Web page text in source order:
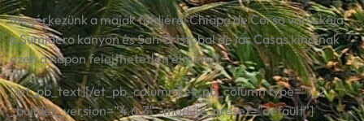
Megérkezünk a maják földjére! Chiapa de Corso városkája,
a Sumidero kanyon és San Cristobal de las Casas kínálnak
ezen a napon felejthetetlen élményt.
[/et_pb_text][/et_pb_column][et_pb_column type=”1_2″
_builder_version=”4.6.3″ _module_preset=”default”]